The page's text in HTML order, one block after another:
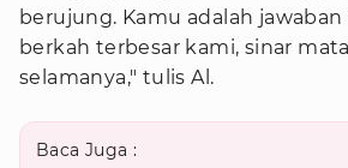
berujung. Kamu adalah jawaban
berkah terbesar kami, sinar
selamanya," tulis Al.
Baca Juga :